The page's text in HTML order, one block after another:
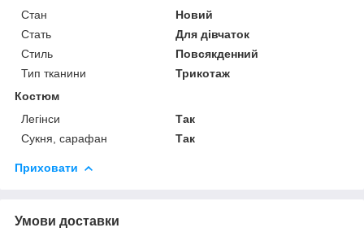
Стан
Новий
Стать
Для дівчаток
Стиль
Повсякденний
Тип тканини
Трикотаж
Костюм
Легінси
Так
Сукня, сарафан
Так
Приховати
Умови доставки